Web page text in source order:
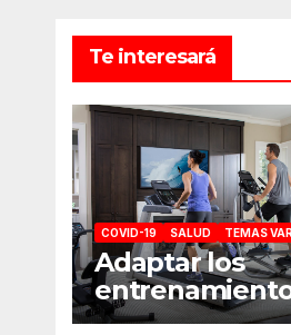
Te interesará
COVID-19 SALUD TEMAS
Adaptar los
gimnasio a